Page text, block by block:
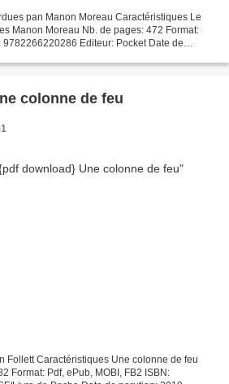
pan Manon Moreau Caractéristiques Le
Manon Moreau Nb. de pages: 472 Format:
9782266220286 Editeur: Pocket Date de
colonne de feu
Follett Caractéristiques Une colonne de feu
Format: Pdf, ePub, MOBI, FB2 ISBN: